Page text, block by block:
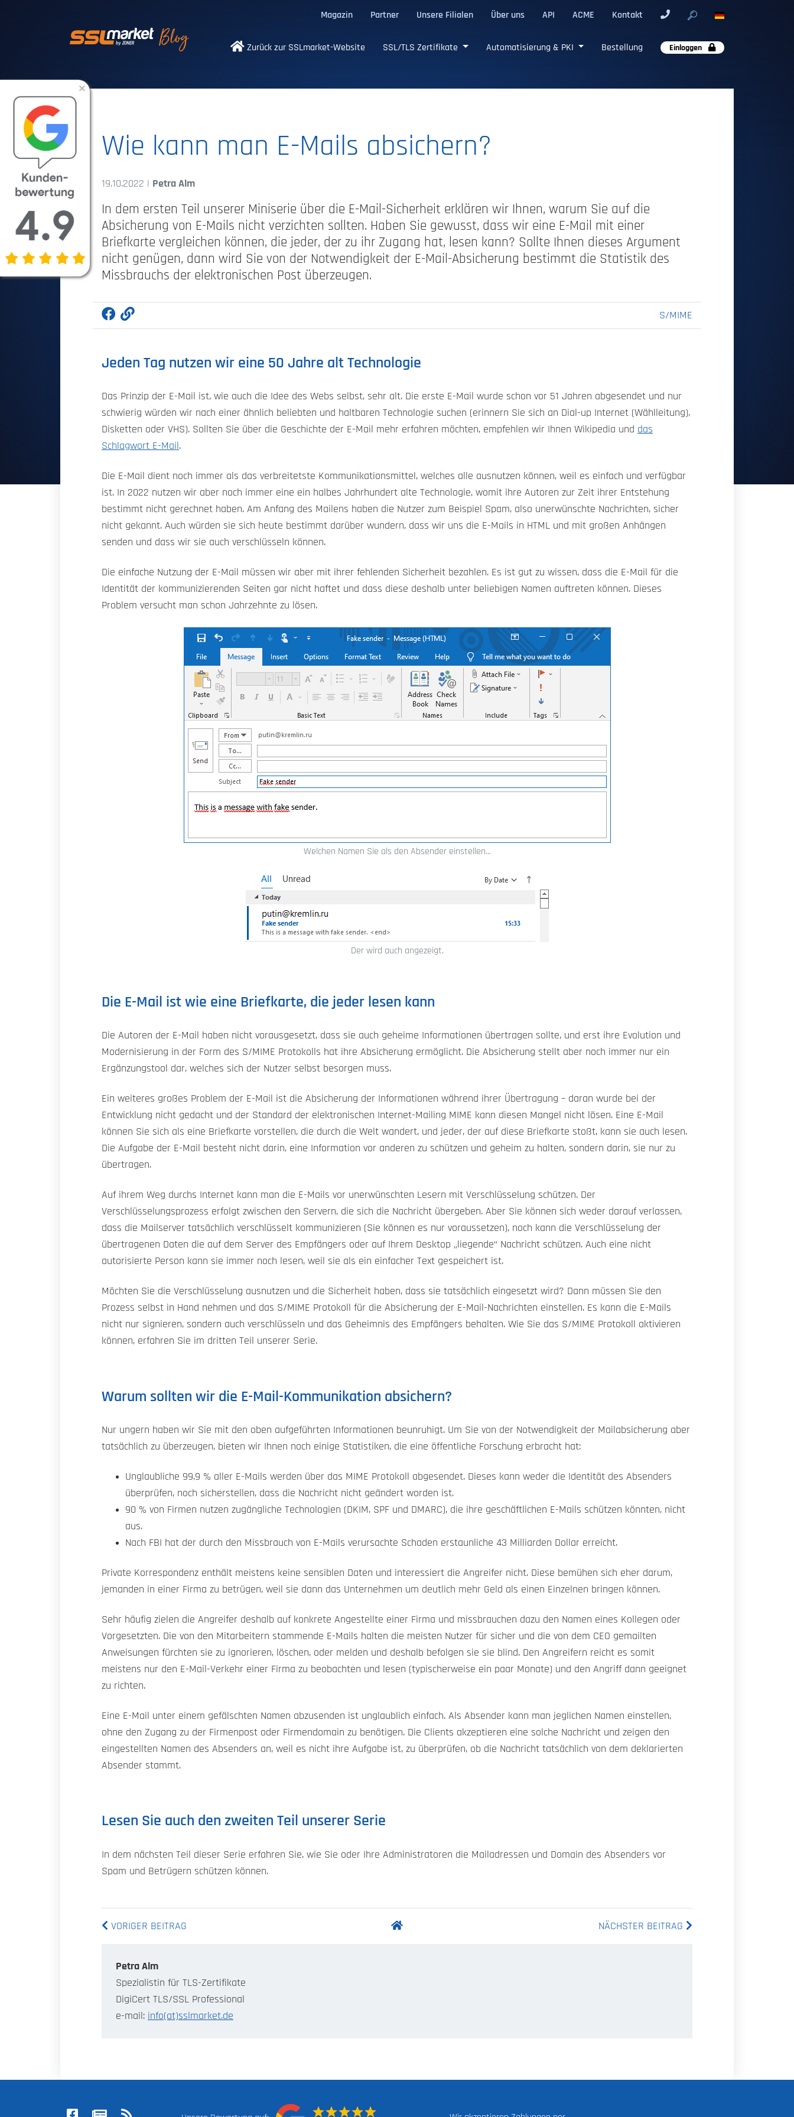
Magazin Partner Unsere Filialen Über uns API ACME Kontakt
Vertrauenswürdige SSL/TLS-Zertifikate
Zurück zur SSLmarket-Website SSL/TLS Zertifikate Automatisierung & PKI Bestellung Einloggen
Wie kann man E-Mails absichern?
19.10.2022 | Petra Alm
In dem ersten Teil unserer Miniserie über die E-Mail-Sicherheit erklären wir Ihnen, warum Sie auf die
Absicherung von E-Mails nicht verzichten sollten. Haben Sie gewusst, dass wir eine E-Mail mit einer
Briefkarte vergleichen können, die jeder, der zu ihr Zugang hat, lesen kann? Sollte Ihnen dieses Argument
nicht genügen, dann wird Sie von der Notwendigkeit der E-Mail-Absicherung bestimmt die Statistik des
Missbrauchs der elektronischen Post überzeugen.
S/MIME
Jeden Tag nutzen wir eine 50 Jahre alt Technologie
Das Prinzip der E-Mail ist, wie auch die Idee des Webs selbst, sehr alt. Die erste E-Mail wurde schon vor 51 Jahren abgesendet und nur
schwierig würden wir nach einer ähnlich beliebten und haltbaren Technologie suchen (erinnern Sie sich an Dial-up Internet (Wählleitung),
Disketten oder VHS). Sollten Sie über die Geschichte der E-Mail mehr erfahren möchten, empfehlen wir Ihnen Wikipedia und das
Schlagwort E-Mail .
Die E-Mail dient noch immer als das verbreitetste Kommunikationsmittel, welches alle ausnutzen können, weil es einfach und verfügbar
ist. In 2022 nutzen wir aber noch immer eine ein halbes Jahrhundert alte Technologie, womit ihre Autoren zur Zeit ihrer Entstehung
bestimmt nicht gerechnet haben. Am Anfang des Mailens haben die Nutzer zum Beispiel Spam, also unerwünschte Nachrichten, sicher
nicht gekannt. Auch würden sie sich heute bestimmt darüber wundern, dass wir uns die E-Mails in HTML und mit großen Anhängen
senden und dass wir sie auch verschlüsseln können.
Die einfache Nutzung der E-Mail müssen wir aber mit ihrer fehlenden Sicherheit bezahlen. Es ist gut zu wissen, dass die E-Mail für die
Identität der kommunizierenden Seiten gar nicht haftet und dass diese deshalb unter beliebigen Namen auftreten können. Dieses
Problem versucht man schon Jahrzehnte zu lösen.
Welchen Namen Sie als den Absender einstellen...
Der wird auch angezeigt.
Die E-Mail ist wie eine Briefkarte, die jeder lesen kann
Die Autoren der E-Mail haben nicht vorausgesetzt, dass sie auch geheime Informationen übertragen sollte, und erst ihre Evolution und
Modernisierung in der Form des S/MIME Protokolls hat ihre Absicherung ermöglicht. Die Absicherung stellt aber noch immer nur ein
Ergänzungstool dar, welches sich der Nutzer selbst besorgen muss.
Ein weiteres großes Problem der E-Mail ist die Absicherung der Informationen während ihrer Übertragung – daran wurde bei der
Entwicklung nicht gedacht und der Standard der elektronischen Internet-Mailing MIME kann diesen Mangel nicht lösen. Eine E-Mail
können Sie sich als eine Briefkarte vorstellen, die durch die Welt wandert, und jeder, der auf diese Briefkarte stoßt, kann sie auch lesen.
Die Aufgabe der E-Mail besteht nicht darin, eine Information vor anderen zu schützen und geheim zu halten, sondern darin, sie nur zu
übertragen.
Auf ihrem Weg durchs Internet kann man die E-Mails vor unerwünschten Lesern mit Verschlüsselung schützen. Der
Verschlüsselungsprozess erfolgt zwischen den Servern, die sich die Nachricht übergeben. Aber Sie können sich weder darauf verlassen,
dass die Mailserver tatsächlich verschlüsselt kommunizieren (Sie können es nur voraussetzen), noch kann die Verschlüsselung der
übertragenen Daten die auf dem Server des Empfängers oder auf Ihrem Desktop „liegende“ Nachricht schützen. Auch eine nicht
autorisierte Person kann sie immer noch lesen, weil sie als ein einfacher Text gespeichert ist.
Möchten Sie die Verschlüsselung ausnutzen und die Sicherheit haben, dass sie tatsächlich eingesetzt wird? Dann müssen Sie den
Prozess selbst in Hand nehmen und das S/MIME Protokoll für die Absicherung der E-Mail-Nachrichten einstellen. Es kann die E-Mails
nicht nur signieren, sondern auch verschlüsseln und das Geheimnis des Empfängers behalten. Wie Sie das S/MIME Protokoll aktivieren
können, erfahren Sie im dritten Teil unserer Serie.
Warum sollten wir die E-Mail-Kommunikation absichern?
Nur ungern haben wir Sie mit den oben aufgeführten Informationen beunruhigt. Um Sie von der Notwendigkeit der Mailabsicherung aber
tatsächlich zu überzeugen, bieten wir Ihnen noch einige Statistiken, die eine öffentliche Forschung erbracht hat:
Unglaubliche 99,9 % aller E-Mails werden über das MIME Protokoll abgesendet. Dieses kann weder die Identität des Absenders
überprüfen, noch sicherstellen, dass die Nachricht nicht geändert worden ist.
90 % von Firmen nutzen zugängliche Technologien (DKIM, SPF und DMARC), die ihre geschäftlichen E-Mails schützen könnten, nicht
aus.
Nach FBI hat der durch den Missbrauch von E-Mails verursachte Schaden erstaunliche 43 Milliarden Dollar erreicht.
Private Korrespondenz enthält meistens keine sensiblen Daten und interessiert die Angreifer nicht. Diese bemühen sich eher darum,
jemanden in einer Firma zu betrügen, weil sie dann das Unternehmen um deutlich mehr Geld als einen Einzelnen bringen können.
Sehr häufig zielen die Angreifer deshalb auf konkrete Angestellte einer Firma und missbrauchen dazu den Namen eines Kollegen oder
Vorgesetzten. Die von den Mitarbeitern stammende E-Mails halten die meisten Nutzer für sicher und die von dem CEO gemailten
Anweisungen fürchten sie zu ignorieren, löschen, oder melden und deshalb befolgen sie sie blind. Den Angreifern reicht es somit
meistens nur den E-Mail-Verkehr einer Firma zu beobachten und lesen (typischerweise ein paar Monate) und den Angriff dann geeignet
zu richten.
Eine E-Mail unter einem gefälschten Namen abzusenden ist unglaublich einfach. Als Absender kann man jeglichen Namen einstellen,
ohne den Zugang zu der Firmenpost oder Firmendomain zu benötigen. Die Clients akzeptieren eine solche Nachricht und zeigen den
eingestellten Namen des Absenders an, weil es nicht ihre Aufgabe ist, zu überprüfen, ob die Nachricht tatsächlich von dem deklarierten
Absender stammt.
Lesen Sie auch den zweiten Teil unserer Serie
In dem nächsten Teil dieser Serie erfahren Sie, wie Sie oder Ihre Administratoren die Mailadressen und Domain des Absenders vor
Spam und Betrügern schützen können.
VORIGER BEITRAG NÄCHSTER BEITRAG
Petra Alm
Spezialistin für TLS-Zertifikate
DigiCert TLS/SSL Professional
e-mail: info(at)sslmarket.de
×